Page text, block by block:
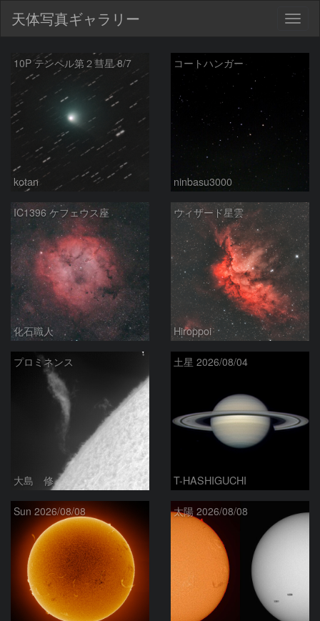
天体写真ギャラリー
新
着
10P テンペル第２彗星 8/7
kotan
コートハンガー
ninbasu3000
IC1396 ケフェウス座
化石職人
ウィザード星雲
Hiroppoi
プロミネンス
大島 修
土星 2026/08/04
T-HASHIGUCHI
Sun 2026/08/08 太陽 2026/08/08